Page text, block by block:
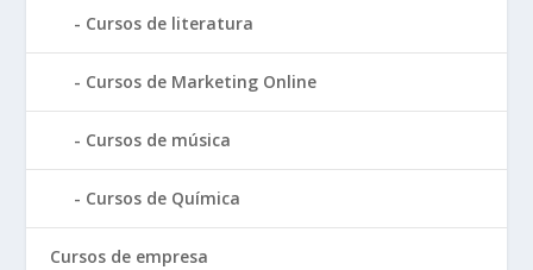
Cursos de literatura
Cursos de Marketing Online
Cursos de música
Cursos de Química
Cursos de empresa